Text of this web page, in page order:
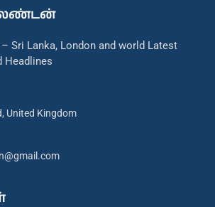
– Sri Lanka, London and world Latest
Headlines
United Kingdom